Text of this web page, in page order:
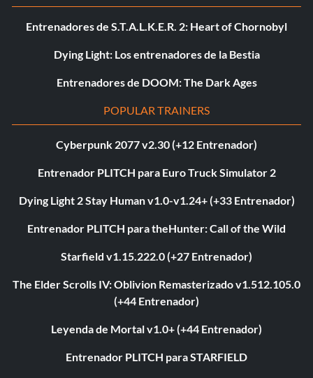
Entrenadores de S.T.A.L.K.E.R. 2: Heart of Chornobyl
Dying Light: Los entrenadores de la Bestia
Entrenadores de DOOM: The Dark Ages
POPULAR TRAINERS
Cyberpunk 2077 v2.30 (+12 Entrenador)
Entrenador PLITCH para Euro Truck Simulator 2
Dying Light 2 Stay Human v1.0-v1.24+ (+33 Entrenador)
Entrenador PLITCH para theHunter: Call of the Wild
Starfield v1.15.222.0 (+27 Entrenador)
The Elder Scrolls IV: Oblivion Remasterizado v1.512.105.0
(+44 Entrenador)
Leyenda de Mortal v1.0+ (+44 Entrenador)
Entrenador PLITCH para STARFIELD